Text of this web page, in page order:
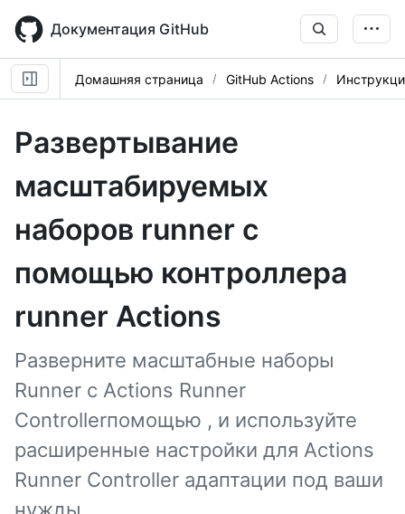
main
content
Документация GitHub
Домашняя страница GitHub Actions
Развертывание
масштабируемых
наборов runner с
помощью контроллера
runner Actions
Разверните масштабные наборы
Runner с Actions Runner
Controllerпомощью , и используйте
расширенные настройки для Actions
Runner Controller адаптации под ваши